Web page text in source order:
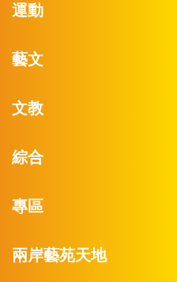
運動
藝文
文教
綜合
專區
兩岸藝苑天地